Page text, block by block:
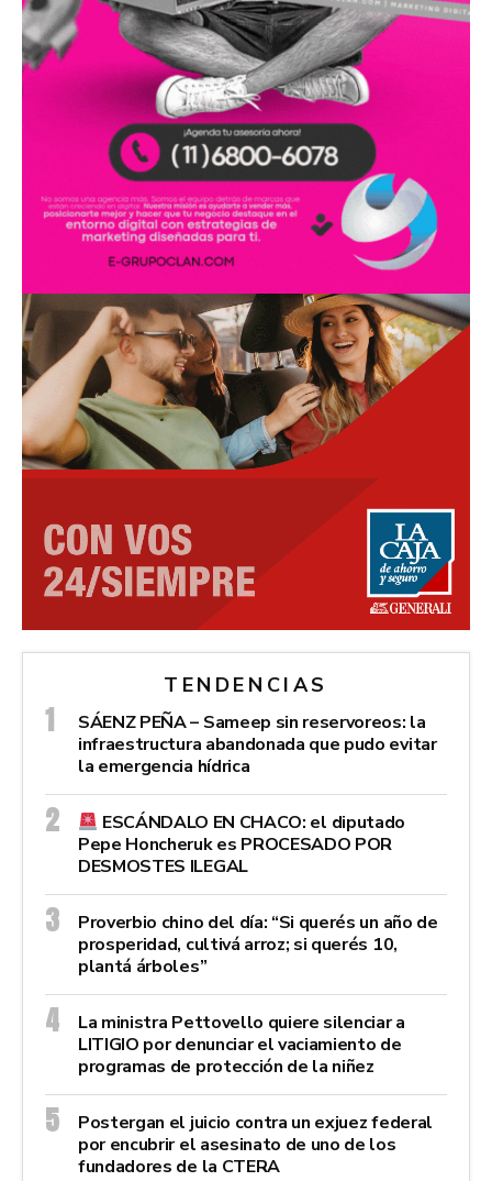
TENDENCIAS
SÁENZ PEÑA – Sameep sin reservoreos: la
infraestructura abandonada que pudo evitar
la emergencia hídrica
ESCÁNDALO EN CHACO: el diputado
Pepe Honcheruk es PROCESADO POR
DESMOSTES ILEGAL
Proverbio chino del día: “Si querés un año de
prosperidad, cultivá arroz; si querés 10,
plantá árboles”
La ministra Pettovello quiere silenciar a
LITIGIO por denunciar el vaciamiento de
programas de protección de la niñez
Postergan el juicio contra un exjuez federal
por encubrir el asesinato de uno de los
fundadores de la CTERA